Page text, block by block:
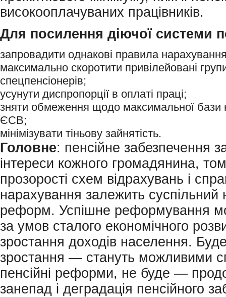
високооплачуваних працівників.
Для посилення діючої системи
запровадити однакові правила
максимально скоротити привілейовані
спецпенсіонерів;
усунути диспропорції в оплаті праці;
зняти обмеження щодо максимальної бази
ЄСВ;
мінімізувати тіньову зайнятість.
Головне: пенсійне забезпечення
інтереси кожного громадянина,
прозорості схем відрахувань і
нарахування залежить суспільний
реформ. Успішне реформування
за умов сталого економічного
зростання доходів населення.
зростання — стануть можливими
пенсійні реформи, не буде —
занепад і деградація пенсійного